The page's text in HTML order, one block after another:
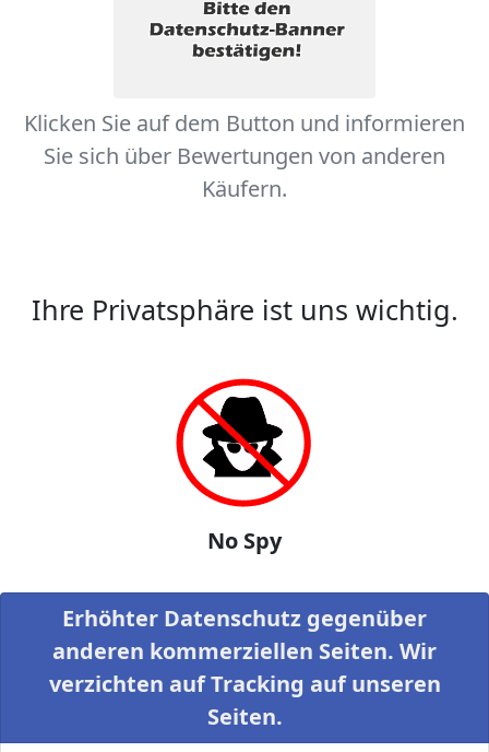
Klicken Sie auf dem Button und informieren
Sie sich über Bewertungen von anderen
Käufern.
Ihre Privatsphäre ist uns wichtig.
No Spy
Erhöhter Datenschutz gegenüber
anderen kommerziellen Seiten. Wir
verzichten auf Tracking auf unseren
Seiten.